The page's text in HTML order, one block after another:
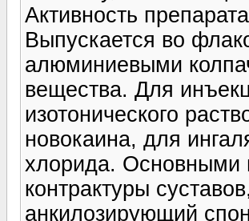
Активность
Выпускается во
алюминиевыми
вещества. Для
изотонического
новокаина, для
хлорида. Основными
контрактуры
анкилозирующий